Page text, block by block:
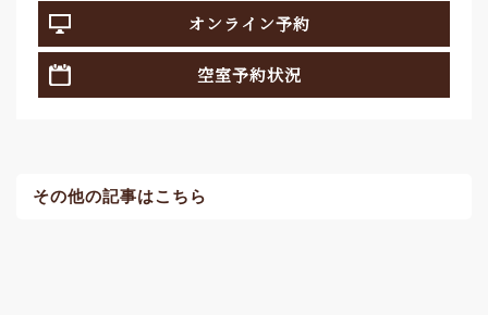
オンライン予約
空室予約状況
その他の記事はこちら